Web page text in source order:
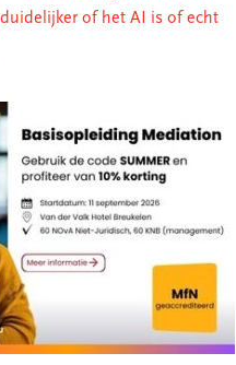
duidelijker of het AI is of echt